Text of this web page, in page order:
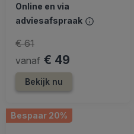
Online en via
adviesafspraak
vanaf € 49
€ 61
Bekijk nu
Bespaar 20%